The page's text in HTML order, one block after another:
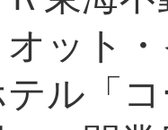
ット
テル「